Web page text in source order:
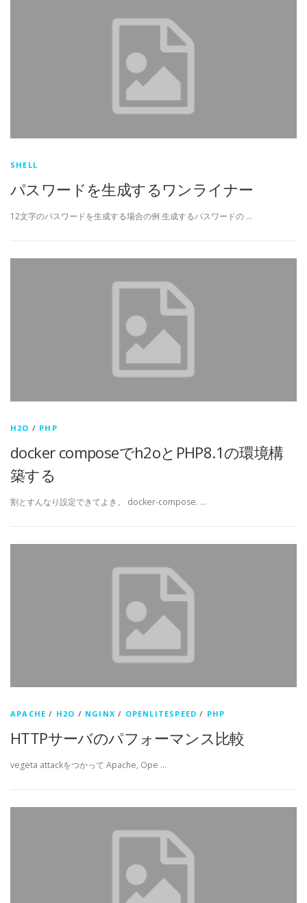
SHELL
パスワードを生成するワンライナー
12文字のパスワードを生成する場合の例 生成するパスワードの …
H2O / PHP
docker composeでh2oとPHP8.1の環境構
築する
割とすんなり設定できてよき。 docker-compose. …
APACHE / H2O / NGINX / OPENLITESPEED / PHP
HTTPサーバのパフォーマンス比較
vegeta attackをつかって Apache, Ope …